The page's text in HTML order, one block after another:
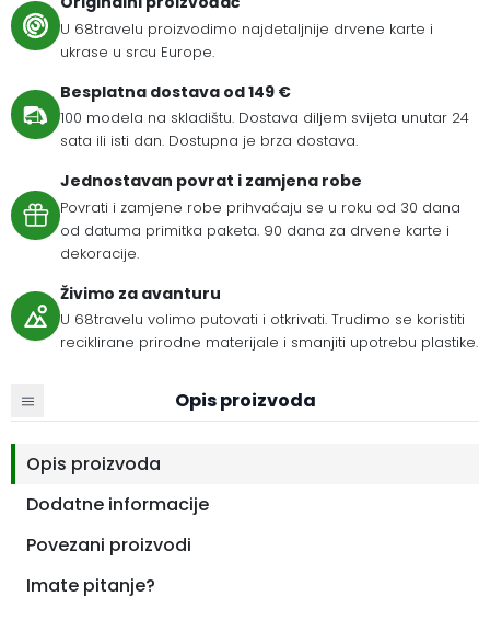
U 68travelu proizvodimo najdetaljnije drvene karte i
ukrase u srcu Europe.
Besplatna dostava od 149 €
100 modela na skladištu. Dostava diljem svijeta unutar 24
sata ili isti dan. Dostupna je brza dostava.
Jednostavan povrat i zamjena robe
Povrati i zamjene robe prihvaćaju se u roku od 30 dana
od datuma primitka paketa. 90 dana za drvene karte i
dekoracije.
Živimo za avanturu
U 68travelu volimo putovati i otkrivati. Trudimo se koristiti
reciklirane prirodne materijale i smanjiti upotrebu plastike.
Opis proizvoda
Opis proizvoda
Dodatne informacije
Povezani proizvodi
Imate pitanje?